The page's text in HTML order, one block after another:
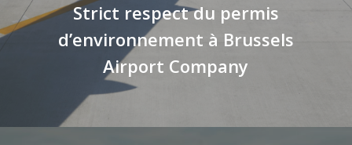
Strict respect du permis
d’environnement à Brussels
Airport Company